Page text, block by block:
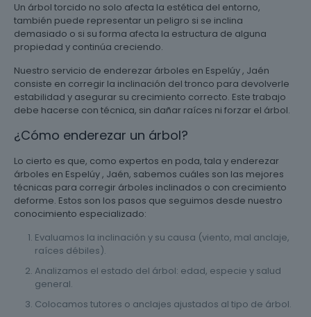
Un árbol torcido no solo afecta la estética del entorno,
también puede representar un peligro si se inclina
demasiado o si su forma afecta la estructura de alguna
propiedad y continúa creciendo.
Nuestro servicio de enderezar árboles en Espelúy , Jaén
consiste en corregir la inclinación del tronco para devolverle
estabilidad y asegurar su crecimiento correcto. Este trabajo
debe hacerse con técnica, sin dañar raíces ni forzar el árbol.
¿Cómo enderezar un árbol?
Lo cierto es que, como expertos en poda, tala y enderezar
árboles en Espelúy , Jaén, sabemos cuáles son las mejores
técnicas para corregir árboles inclinados o con crecimiento
deforme. Estos son los pasos que seguimos desde nuestro
conocimiento especializado:
Evaluamos la inclinación y su causa (viento, mal anclaje,
raíces débiles).
Analizamos el estado del árbol: edad, especie y salud
general.
Colocamos tutores o anclajes ajustados al tipo de árbol.